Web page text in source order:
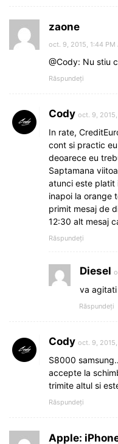
zaone
oct. 9, 2015, 1:44 PM
@Cody: Nu stiu
Răspundeți
Cody oct. 9,
In rate,
cont si practic
deoarece eu
Saptamana
atunci este platit
inapoi la orange
primit mesaj de
12:30 alt mesaj
Răspundeți
Diesel
va
Răspundeți
Cody oct. 9,
S8000
accepte la
trimite altul si
Răspundeți
Apple: